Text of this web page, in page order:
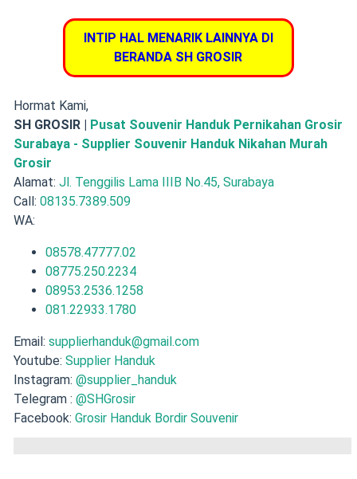
INTIP HAL MENARIK LAINNYA DI
BERANDA SH GROSIR
Hormat Kami,
SH GROSIR | Pusat Souvenir Handuk Pernikahan Grosir
Surabaya - Supplier Souvenir Handuk Nikahan Murah
Grosir
Alamat: Jl. Tenggilis Lama IIIB No.45, Surabaya
Call: 08135.7389.509
WA:
08578.47777.02
08775.250.2234
08953.2536.1258
081.22933.1780
Email: supplierhanduk@gmail.com
Youtube: Supplier Handuk
Instagram: @supplier_handuk
Telegram : @SHGrosir
Facebook: Grosir Handuk Bordir Souvenir